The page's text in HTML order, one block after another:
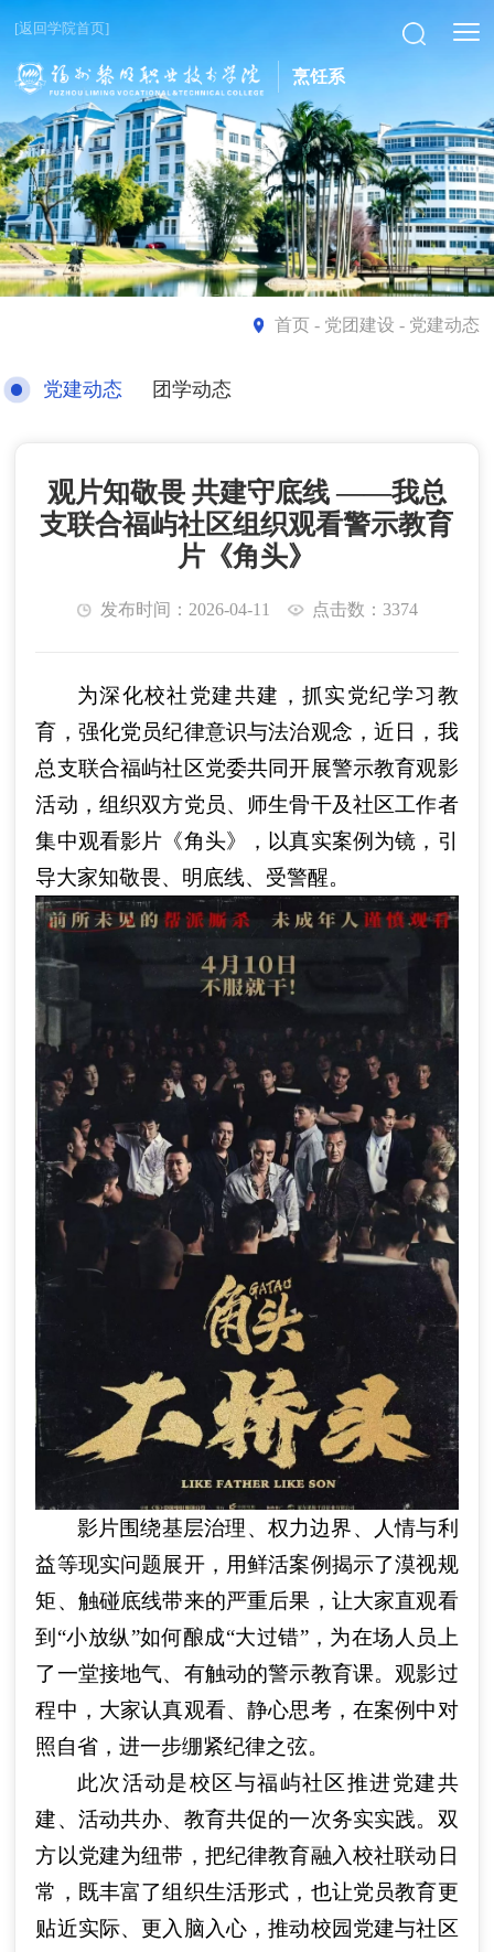
[返回学院首页]
烹饪系
首页- 党团建设 - 党建动态
党建动态 团学动态
观片知敬畏 共建守底线 ——我总
支联合福屿社区组织观看警示教育
片《角头》
发布时间：2026-04-11 点击数：3374
为深化校社党建共建，抓实党纪学习教
育，强化党员纪律意识与法治观念，近日，我
总支联合福屿社区党委共同开展警示教育观影
活动，组织双方党员、师生骨干及社区工作者
集中观看影片《角头》，以真实案例为镜，引
导大家知敬畏、明底线、受警醒。
影片围绕基层治理、权力边界、人情与利
益等现实问题展开，用鲜活案例揭示了漠视规
矩、触碰底线带来的严重后果，让大家直观看
到“小放纵”如何酿成“大过错”，为在场人员上
了一堂接地气、有触动的警示教育课。观影过
程中，大家认真观看、静心思考，在案例中对
照自省，进一步绷紧纪律之弦。
此次活动是校区与福屿社区推进党建共
建、活动共办、教育共促的一次务实实践。双
方以党建为纽带，把纪律教育融入校社联动日
常，既丰富了组织生活形式，也让党员教育更
贴近实际、更入脑入心，推动校园党建与社区